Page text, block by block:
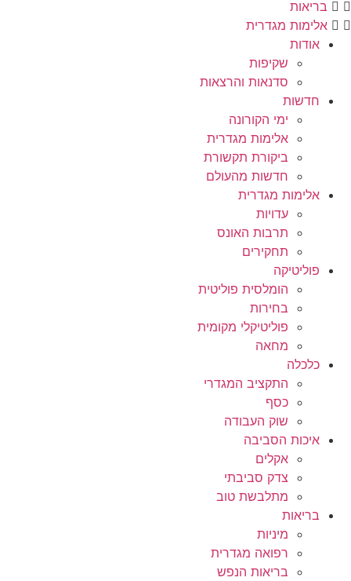
בריאות
אלימות מגדרית
אודות
שקיפות
סדנאות והרצאות
חדשות
ימי הקורונה
אלימות מגדרית
ביקורת תקשורת
חדשות מהעולם
אלימות מגדרית
עדויות
תרבות האונס
תחקירים
פוליטיקה
הומלסית פוליטית
בחירות
פוליטיקלי מקומית
מחאה
כלכלה
התקציב המגדרי
כסף
שוק העבודה
איכות הסביבה
אקלים
צדק סביבתי
מתלבשת טוב
בריאות
מיניות
רפואה מגדרית
בריאות הנפש